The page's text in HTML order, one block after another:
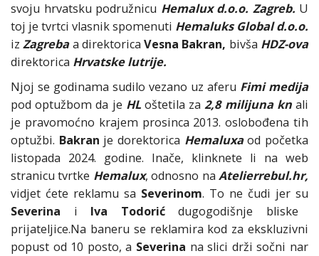
svoju hrvatsku podružnicu Hemalux d.o.o. Zagreb. U
toj je tvrtci vlasnik spomenuti Hemaluks Global d.o.o.
izZagrebaa direktoricaVesna Bakran, bivša HDZ-ova
direktorica Hrvatske lutrije.
Njoj se godinama sudilo vezano uz aferu Fimi medija
pod optužbom da je HLoštetila za2,8 milijuna knali
je pravomoćno krajem prosinca 2013. oslobođena tih
optužbi. Bakran je dorektorica Hemaluxaod početka
listopada 2024. godine. Inače, klinknete li na web
stranicu tvrtke Hemalux, odnosno naAtelierrebul.hr,
vidjet ćete reklamu sa Severinom. To ne čudi jer su
Severina i Iva Todorićdugogodišnje bliske
prijateljice.Na baneru se reklamira kod za ekskluzivni
popust od 10 posto, a Severina na slici drži sočni nar